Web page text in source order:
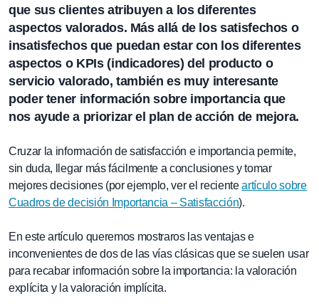
que sus clientes atribuyen a los diferentes
aspectos valorados. Más allá de los satisfechos o
insatisfechos que puedan estar con los diferentes
aspectos o KPIs (indicadores) del producto o
servicio valorado, también es muy interesante
poder tener información sobre importancia que
nos ayude a priorizar el plan de acción de mejora.
Cruzar la información de satisfacción e importancia permite,
sin duda, llegar más fácilmente a conclusiones y tomar
mejores decisiones (por ejemplo, ver el recienteartículo sobre
Cuadros de decisión Importancia – Satisfacción).
En este artículo queremos mostraros las ventajas e
inconvenientes de dos de las vías clásicas que se suelen usar
para recabar información sobre la importancia: la valoración
explícita y la valoración implícita.